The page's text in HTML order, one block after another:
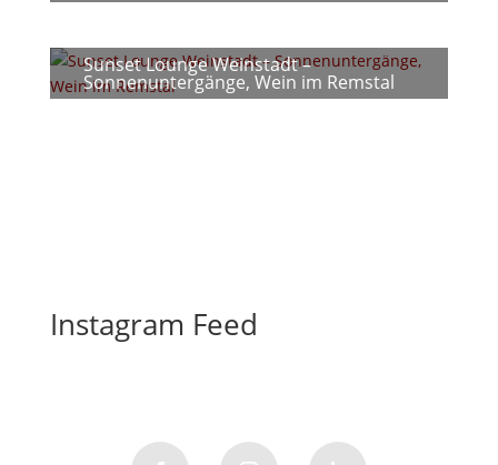
Sunset Lounge Weinstadt –
Sonnenuntergänge, Wein im Remstal
Instagram Feed